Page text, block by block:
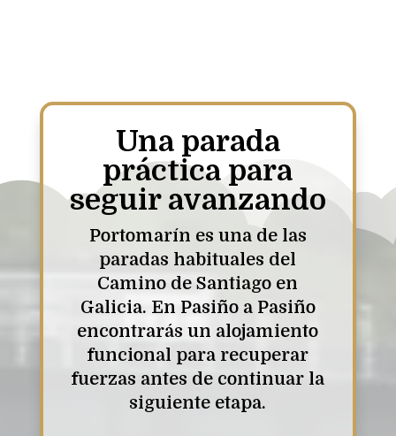
Una parada
práctica para
seguir avanzando
Portomarín es una de las
paradas habituales del
Camino de Santiago en
Galicia. En Pasiño a Pasiño
encontrarás un alojamiento
funcional para recuperar
fuerzas antes de continuar la
siguiente etapa.